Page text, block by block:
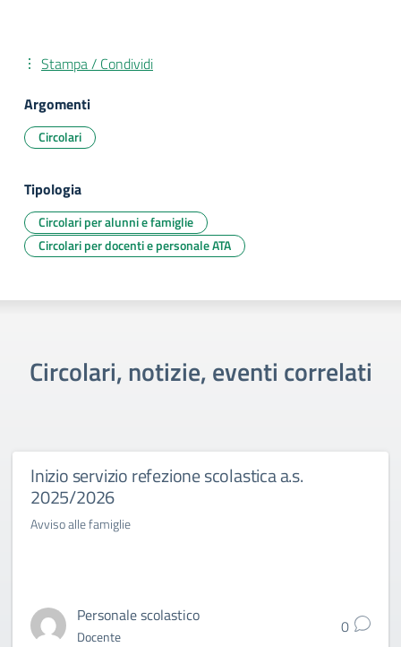
Stampa / Condividi
Argomenti
Circolari
Tipologia
Circolari per alunni e famiglie
Circolari per docenti e personale ATA
Circolari, notizie, eventi correlati
Inizio servizio refezione scolastica a.s.
2025/2026
Avviso alle famiglie
Personale scolastico
Docente 0